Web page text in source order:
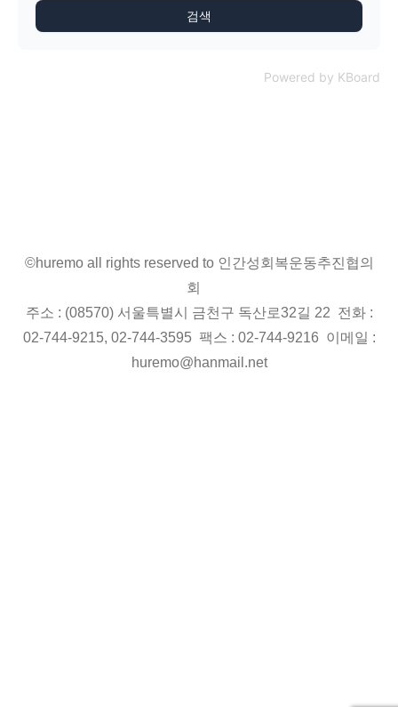
검색
Powered by KBoard
©huremo all rights reserved to 인간성회복운동추진협의
회
주소 : (08570) 서울특별시 금천구 독산로32길 22 전화 :
02-744-9215, 02-744-3595 팩스 : 02-744-9216 이메일 :
huremo@hanmail.net